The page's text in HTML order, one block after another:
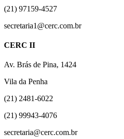
(21) 97159-4527
secretaria1@cerc.com.br
CERC II
Av. Brás de Pina, 1424
Vila da Penha
(21) 2481-6022
(21) 99943-4076
secretaria@cerc.com.br